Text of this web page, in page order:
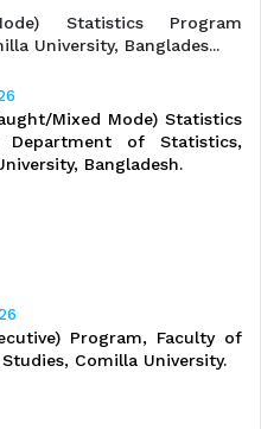
Mixed Mode) Statistics
Department of Statistics,
Bangladesh.
Program, Faculty of
Studies, Comilla University.